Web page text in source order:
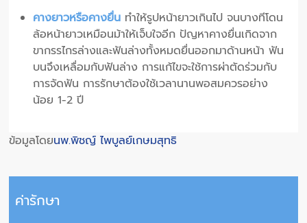
คางยาวหรือคางยื่น ทำให้รูปหน้ายาวเกินไป จนบางทีโดน
ล้อหน้ายาวเหมือนม้าให้เจ็บใจอีก ปัญหาคางยื่นเกิดจาก
ขากรรไกรล่างและฟันล่างทั้งหมดยื่นออกมาด้านหน้า ฟัน
บนจึงเหลื่อมกับฟันล่าง การแก้ไขจะใช้การผ่าตัดร่วมกับ
การจัดฟัน การรักษาต้องใช้เวลานานพอสมควรอย่าง
น้อย 1-2 ปี
ข้อมูลโดยนพ.พิชญ์ ไพบูลย์เกษมสุทธิ
ค่ารักษา